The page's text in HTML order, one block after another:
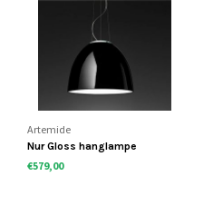
Artemide
Nur Gloss hanglampe
€579,00